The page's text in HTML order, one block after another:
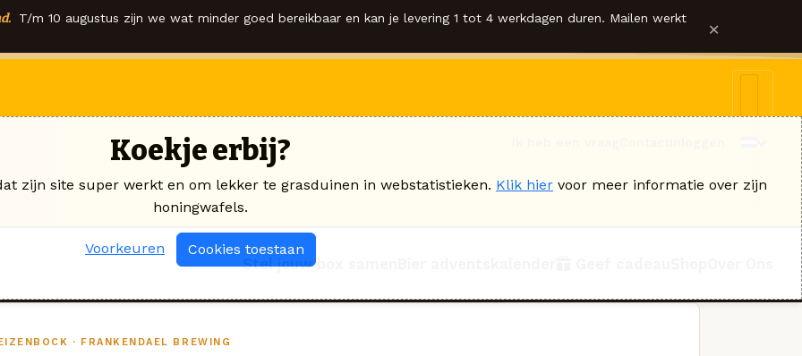
T/m 10 augustus zijn we wat minder goed bereikbaar en kan je levering 1 tot 4 werkdagen duren. Mailen werkt ×
Stel jouw box samen
· FRANKENDAEL BREWING
Koekje erbij?
zijn site super werkt en om lekker te grasduinen in webstatistieken. Klik hier voor meer informatie over zijn
honingwafels.
Voorkeuren Cookies toestaan